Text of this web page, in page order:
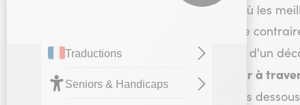
unique reconnu. Une adresse où les
Zabeth, cliente fidèle qui dira le
Collioure se trouve ici, au cœur d'un
d'honneur à valoriser le terroir à
où seuls les produits frais